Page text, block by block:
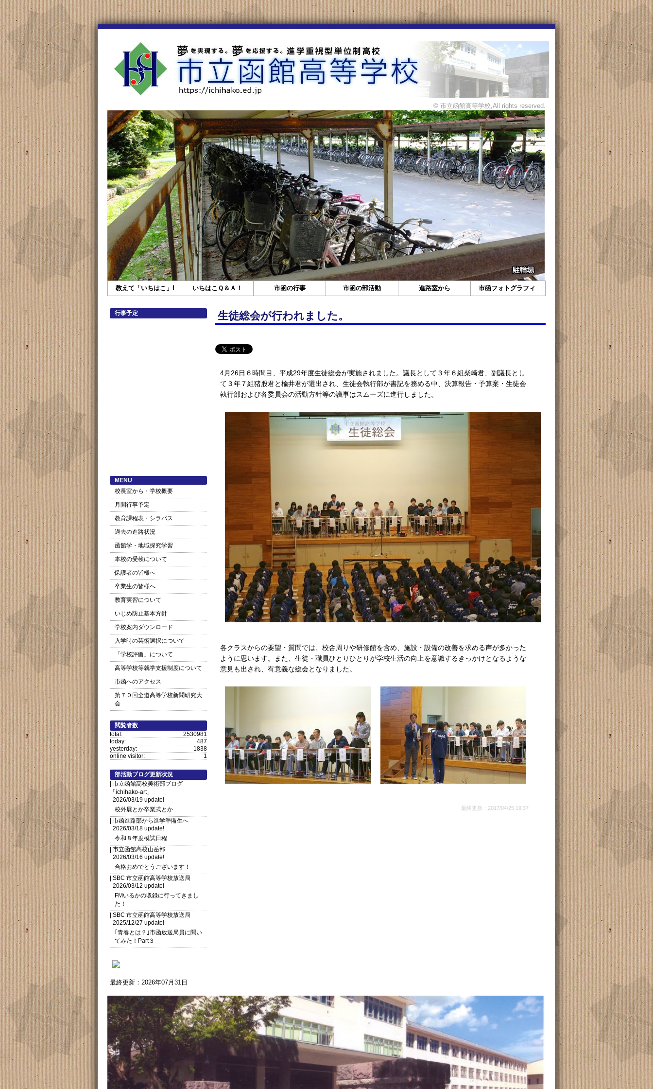
© 市立函館高等学校,All rights reserved.
教えて「いちはこ」! いちはこＱ＆Ａ！ 市函の行事 市函の部活動 進路室から 市函フォトグラフィ
生徒総会が行われました。
4月26日６時間目、平成29年度生徒総会が実施されました。議長として３年６組柴崎君、副議長とし
て３年７組猪股君と楡井君が選出され、生徒会執行部が書記を務める中、決算報告・予算案・生徒会
執行部および各委員会の活動方針等の議事はスムーズに進行しました。
各クラスからの要望・質問では、校舎周りや研修館を含め、施設・設備の改善を求める声が多かった
ように思います。また、生徒・職員ひとりひとりが学校生活の向上を意識するきっかけとなるような
意見も出され、有意義な総会となりました。
最終更新：2017/04/25 19:37
行事予定
MENU
校長室から・学校概要
月間行事予定
教育課程表・シラバス
過去の進路状況
函館学・地域探究学習
本校の受検について
保護者の皆様へ
卒業生の皆様へ
教育実習について
いじめ防止基本方針
学校案内ダウンロード
入学時の芸術選択について
「学校評価」について
高等学校等就学支援制度について
市函へのアクセス
第７０回全道高等学校新聞研究大
会
閲覧者数
2530981
total:
487
today:
1838
yesterday:
1
online visitor:
部活動ブログ更新状況
||市立函館高校美術部ブログ
「ichihako-art」
2026/03/19 update!
校外展とか卒業式とか
||市函進路部から進学準備生へ
2026/03/18 update!
令和８年度模試日程
||市立函館高校山岳部
2026/03/16 update!
合格おめでとうございます！
||SBC 市立函館高等学校放送局
2026/03/12 update!
FMいるかの収録に行ってきまし
た！
||SBC 市立函館高等学校放送局
2025/12/27 update!
｢青春とは？｣市函放送局員に聞い
てみた！Part３
最終更新：2026年07月31日